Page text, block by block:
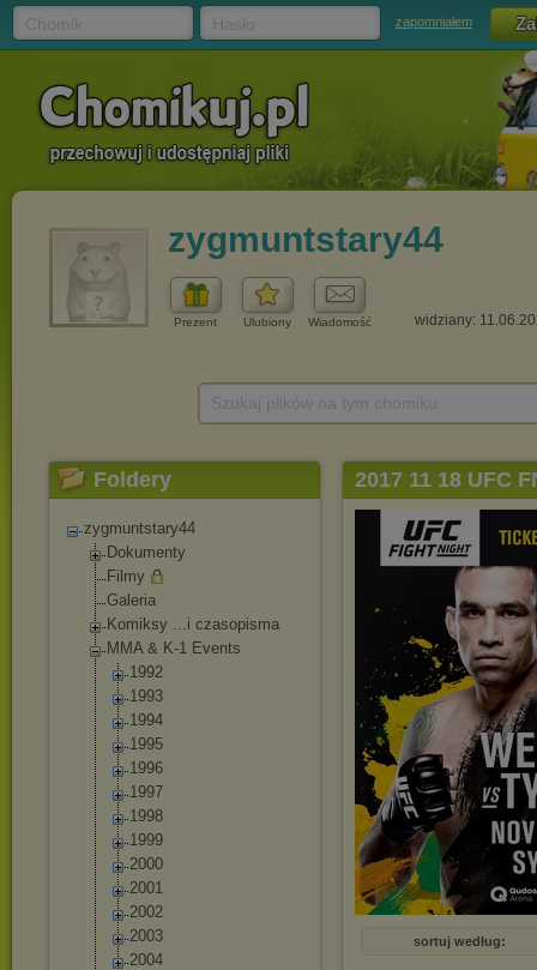
zapomniałem
zygmuntstary44
Prezent Ulubiony Wiadomość widziany:
Foldery
zygmuntstary44
Dokumenty
Filmy
Galeria
Komiksy ...i czasopisma
MMA & K-1 Events
1992
1993
1994
1995
1996
1997
1998
1999
2000
2001
2002
2003
2004
2017 11 18 UFC
sortuj według: